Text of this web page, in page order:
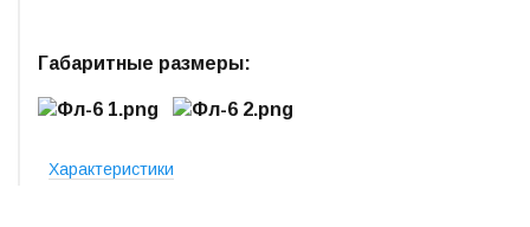
Габаритные размеры:
Характеристики